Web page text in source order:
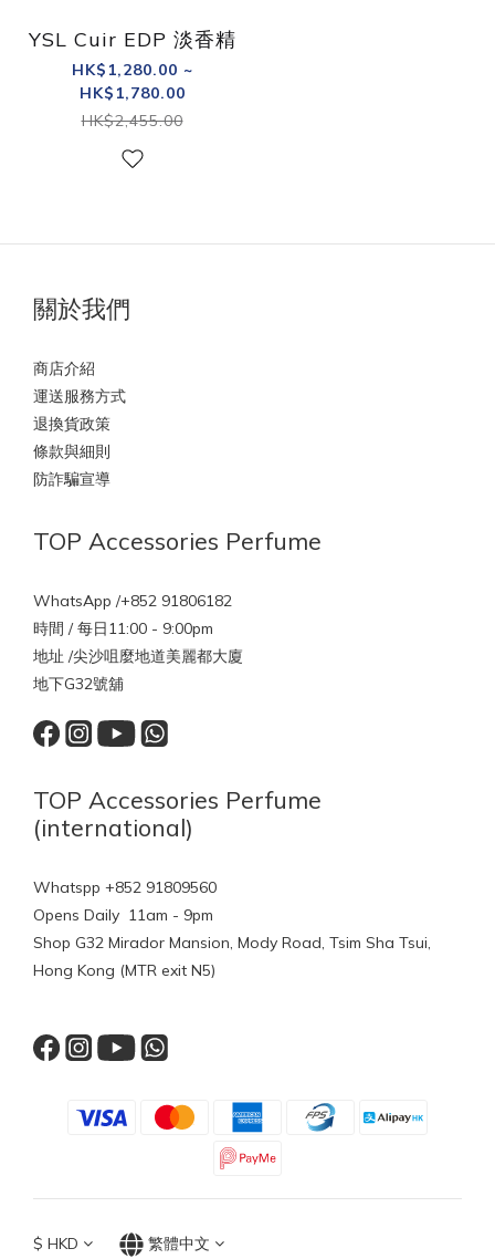
YSL Cuir EDP 淡香精
HK$1,280.00 ~
HK$1,780.00
HK$2,455.00
關於我們
商店介紹
運送服務方式
退換貨政策
條款與細則
防詐騙宣導
TOP Accessories Perfume
WhatsApp /+852 91806182
時間 / 每日11:00 - 9:00pm
地址 /尖沙咀麼地道美麗都大廈
地下G32號舖
TOP Accessories Perfume
(international)
Whatspp +852 91809560
Opens Daily 11am - 9pm
Shop G32 Mirador Mansion, Mody Road, Tsim Sha Tsui,
Hong Kong (MTR exit N5)
$ HKD 繁體中文